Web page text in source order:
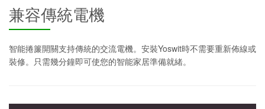
兼容傳統電機
智能捲簾開關支持傳統的交流電機。安裝Yoswit時不需要重新佈線或
裝修。只需幾分鐘即可使您的智能家居準備就緒。